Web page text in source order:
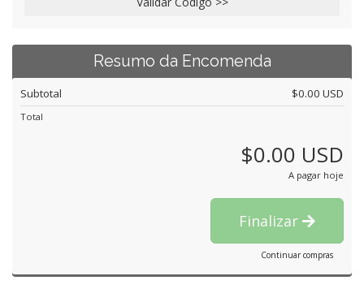
Resumo da Encomenda
Subtotal $0.00 USD
Total
$0.00 USD
A pagar hoje
Finalizar
Continuar compras